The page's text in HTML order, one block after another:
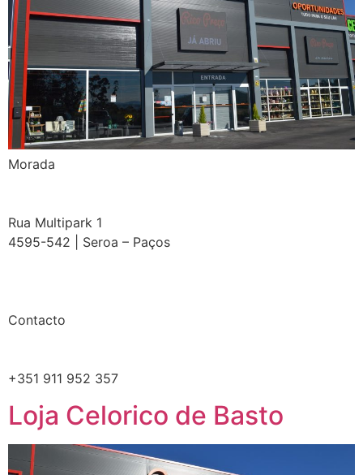
Morada​
Rua Multipark 1
4595-542 | Seroa – Paços
Contacto
+351 911 952 357
Loja Celorico de Basto